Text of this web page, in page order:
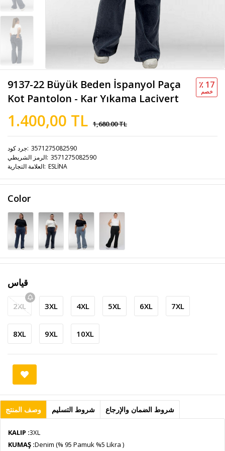
9137-22 Büyük Beden İspanyol Paça
Kot Pantolon - Kar Yıkama Lacivert
1.400,00 TL 1,680.00 TL
٪ 17
خصم
جرد كود 3571275082590
الرمز الشريطي 3571275082590
العلامة التجارية ESLİNA
Color
قياس
2XL 3XL 4XL 5XL 6XL 7XL
8XL 9XL 10XL
وصف المنتج شروط التسليم شروط الضمان والإرجاع
KALIP :3XL
KUMAŞ :Denim (% 95 Pamuk %5 Likra )